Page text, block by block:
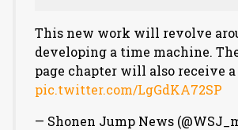
This new work will revolve
developing a time machine.
page chapter will also receive a
pic.twitter.com/LgGdKA72SP
— Shonen Jump News